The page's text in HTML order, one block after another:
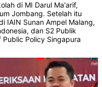
di MI Darul Ma'arif,
Jombang. Setelah itu
IAIN Sunan Ampel Malang,
dan S2 Publik
Public Policy Singapura